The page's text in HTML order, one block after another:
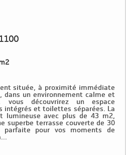
située, à proximité immédiate
dans un environnement calme et
vous découvrirez un espace
intégrés et toilettes séparées. La
lumineuse avec plus de 43 m2,
superbe terrasse couverte de 30
parfaite pour vos moments de